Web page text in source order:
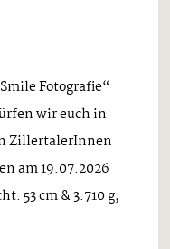
Fotografie“
wir euch in
ZillertalerInnen
am 19.07.2026
53 cm & 3.710 g,